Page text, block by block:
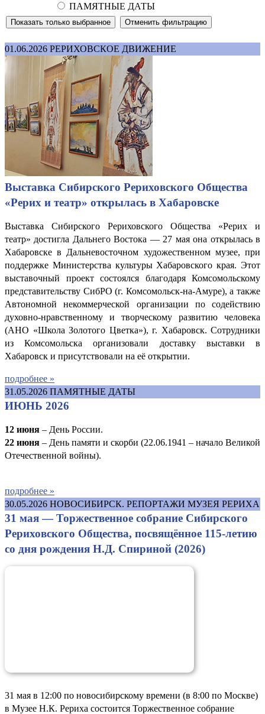
ПАМЯТНЫЕ ДАТЫ
01.06.2026 РЕРИХОВСКОЕ ДВИЖЕНИЕ
Выставка Сибирского Рериховского Общества
«Рерих и театр» открылась в Хабаровске
Выставка Сибирского Рериховского Общества «Рерих и
театр» достигла Дальнего Востока — 27 мая она открылась в
Хабаровске в Дальневосточном художественном музее, при
поддержке Министерства культуры Хабаровского края. Этот
выставочный проект состоялся благодаря Комсомольскому
представительству СибРО (г. Комсомольск-на-Амуре), а также
Автономной некоммерческой организации по содействию
духовно-нравственному и творческому развитию человека
(АНО «Школа Золотого Цветка»), г. Хабаровск. Сотрудники
из Комсомольска организовали доставку выставки в
Хабаровск и присутствовали на её открытии.
подробнее »
31.05.2026 ПАМЯТНЫЕ ДАТЫ
ИЮНЬ 2026
12 июня – День России.
22 июня – День памяти и скорби (22.06.1941 – начало Великой
Отечественной войны).
подробнее »
30.05.2026 НОВОСИБИРСК. РЕПОРТАЖИ МУЗЕЯ РЕРИХА
31 мая — Торжественное собрание Сибирского
Рериховского Общества, посвящённое 115-летию
со дня рождения Н.Д. Спириной (2026)
31 мая в 12:00 по новосибирскому времени (в 8:00 по Москве)
в Музее Н.К. Рериха состоится Торжественное собрание